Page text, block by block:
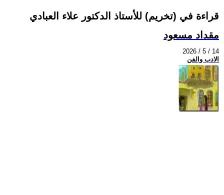
قراءة في (تخريم) للأستاذ الدكتور علاء العبادي
مقداد مسعود
2026 / 5 / 14
الادب والفن